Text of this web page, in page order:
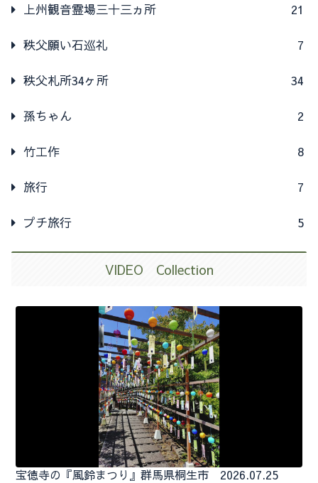
上州観音霊場三十三ヵ所 21
秩父願い石巡礼 7
秩父札所34ヶ所 34
孫ちゃん 2
竹工作 8
旅行 7
プチ旅行 5
VIDEO Collection
宝徳寺の『風鈴まつり』群馬県桐生市 2026.07.25